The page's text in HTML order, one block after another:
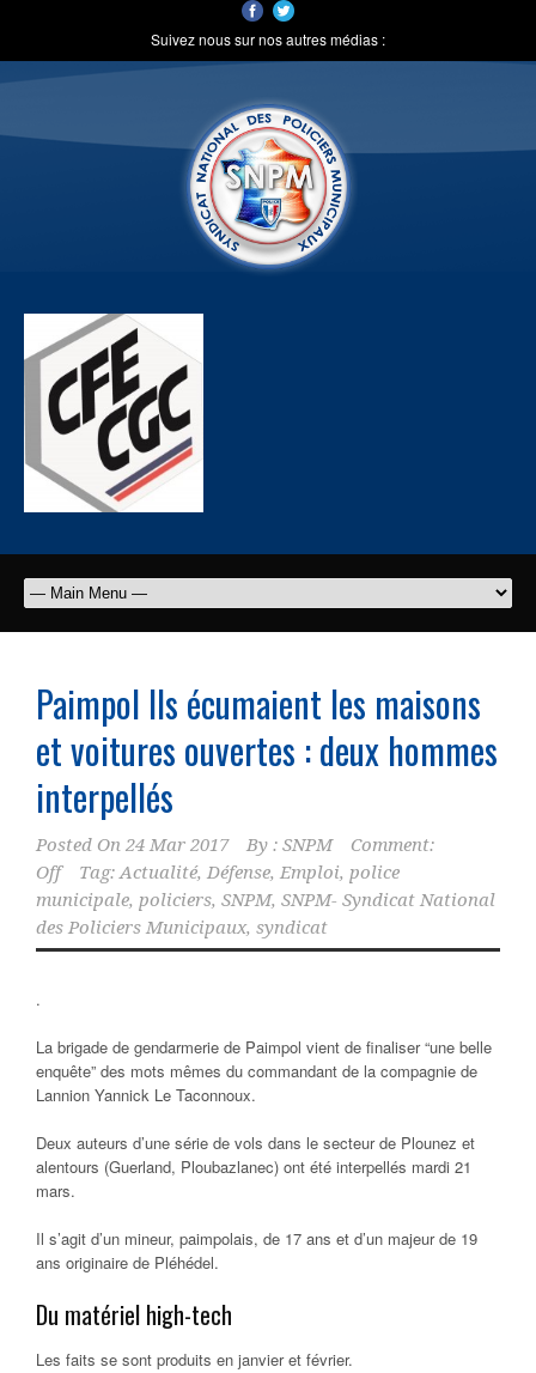
Suivez nous sur nos autres médias :
Paimpol Ils écumaient les maisons
et voitures ouvertes : deux hommes
interpellés
Posted On 24 Mar 2017 By : SNPM
Comment:
Off
Tag:Actualité, Défense, Emploi, police
municipale, policiers, SNPM, SNPM- Syndicat National
des Policiers Municipaux, syndicat
.
La brigade de gendarmerie de Paimpol vient de finaliser “une belle
enquête” des mots mêmes du commandant de la compagnie de
Lannion Yannick Le Taconnoux.
Deux auteurs d’une série de vols dans le secteur de Plounez et
alentours (Guerland, Ploubazlanec) ont été interpellés mardi 21
mars.
Il s’agit d’un mineur, paimpolais, de 17 ans et d’un majeur de 19
ans originaire de Pléhédel.
Du matériel high-tech
Les faits se sont produits en janvier et février.